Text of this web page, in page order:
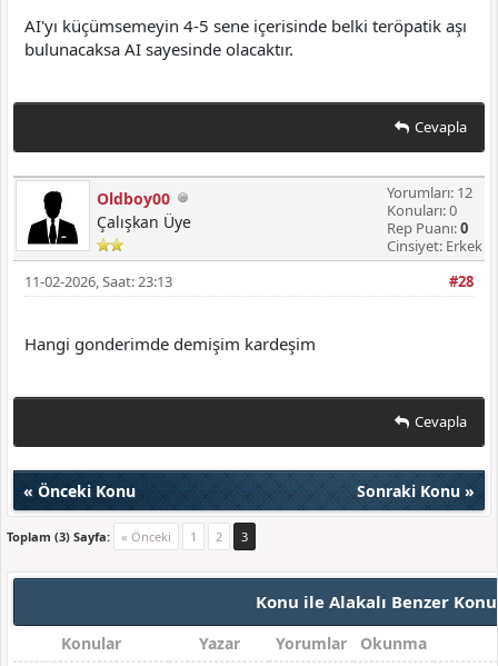
AI'yı küçümsemeyin 4-5 sene içerisinde belki teröpatik aşı
bulunacaksa AI sayesinde olacaktır.
Cevapla
Oldboy00
Çalışkan Üye
Yorumları: 12
Konuları: 0
Rep Puanı:0
Cinsiyet: Erkek
#28
11-02-2026, Saat: 23:13
Hangi gonderimde demişim kardeşim
Cevapla
«Önceki Konu Sonraki Konu»
Toplam (3) Sayfa: « Önceki 1 2 3
Konu ile Alakalı Benzer
Konular Yazar Yorumlar Okunma